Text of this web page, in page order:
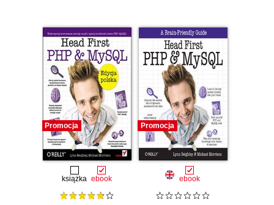
Promocja
książka ebook
Promocja
ebook